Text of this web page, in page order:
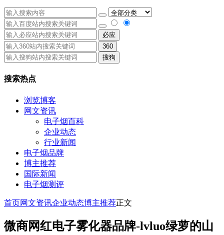
必应
360
搜狗
搜索热点
浏览博客
网文资讯
电子烟百科
企业动态
行业新闻
电子烟品牌
博主推荐
国际新闻
电子烟测评
首页网文资讯企业动态博主推荐正文
微商网红电子雾化器品牌-lvluo绿萝的山